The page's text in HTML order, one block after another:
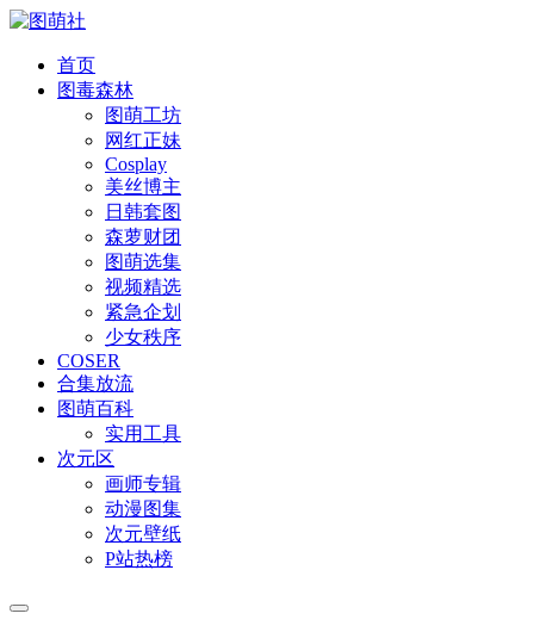
首页
图毒森林
图萌工坊
网红正妹
Cosplay
美丝博主
日韩套图
森萝财团
图萌选集
视频精选
紧急企划
少女秩序
COSER
合集放流
图萌百科
实用工具
次元区
画师专辑
动漫图集
次元壁纸
P站热榜